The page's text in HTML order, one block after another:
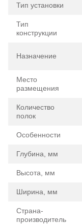
Тип установки
Тип
конструкции
Назначение
Место
размещения
Количество
полок
Особенности
Глубина, мм
Высота, мм
Ширина, мм
Страна-
производитель